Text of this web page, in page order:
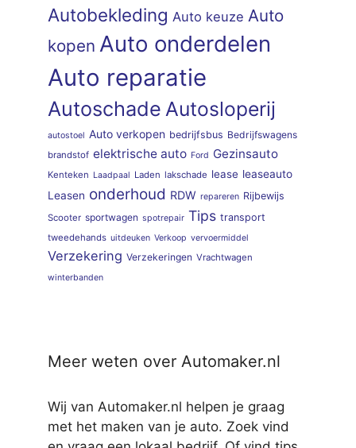
Autobekleding Auto keuze Auto
kopen Auto onderdelen
Auto reparatie
Autoschade Autosloperij
autostoel Auto verkopen bedrijfsbus Bedrijfswagens
brandstof elektrische auto Ford Gezinsauto
Kenteken Laadpaal Laden lakschade lease leaseauto
Leasen onderhoud RDW repareren Rijbewijs
Scooter sportwagen spotrepair Tips transport
tweedehands uitdeuken Verkoop vervoermiddel
Verzekering Verzekeringen Vrachtwagen
winterbanden
Meer weten over Automaker.nl
Wij van Automaker.nl helpen je graag
met het maken van je auto. Zoek vind